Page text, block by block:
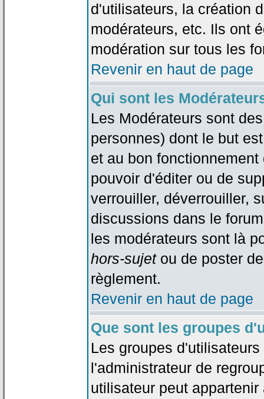
d'utilisateurs, la création
modérateurs, etc. Ils ont
modération sur tous les
Revenir en haut de page
Qui sont les
Les Modérateurs sont
personnes) dont le but
et au bon
pouvoir d'éditer ou de
verrouiller, déverrouiller,
discussions dans le
les modérateurs sont là
hors-sujetou de poster
règlement.
Revenir en haut de page
Que sont les groupes
Les groupes
l'administrateur de
utilisateur peut